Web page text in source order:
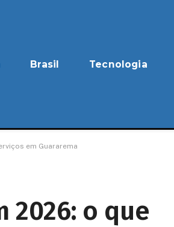
Brasil Tecnologia
em Guararema
2026: o que